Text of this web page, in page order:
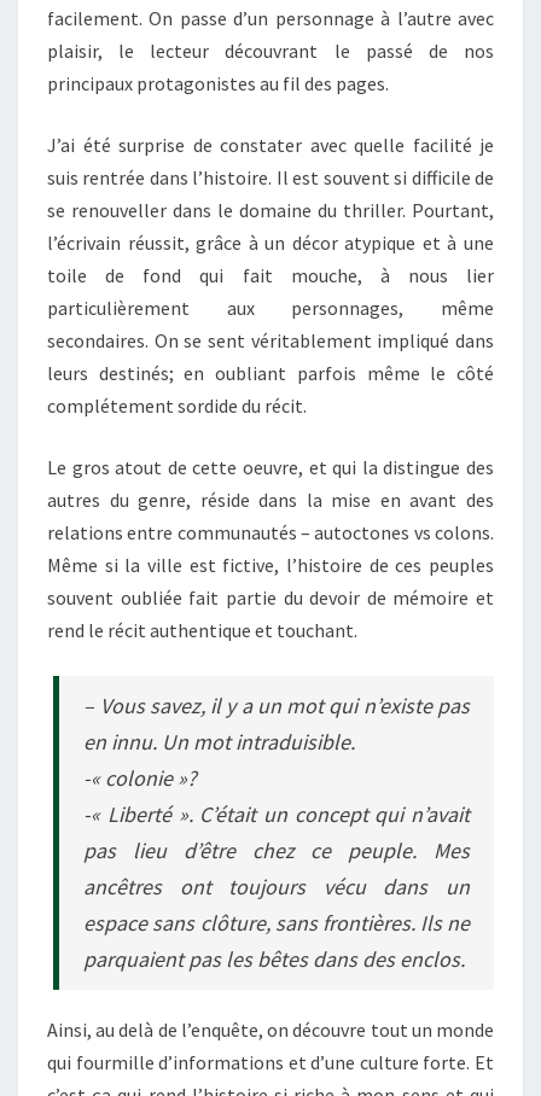
facilement. On passe d’un personnage à l’autre avec
plaisir, le lecteur découvrant le passé de nos
principaux protagonistes au fil des pages.
J’ai été surprise de constater avec quelle facilité je
suis rentrée dans l’histoire. Il est souvent si difficile de
se renouveller dans le domaine du thriller. Pourtant,
l’écrivain réussit, grâce à un décor atypique et à une
toile de fond qui fait mouche, à nous lier
particulièrement aux personnages, même
secondaires. On se sent véritablement impliqué dans
leurs destinés; en oubliant parfois même le côté
complétement sordide du récit.
Le gros atout de cette oeuvre, et qui la distingue des
autres du genre, réside dans la mise en avant des
relations entre communautés – autoctones vs colons.
Même si la ville est fictive, l’histoire de ces peuples
souvent oubliée fait partie du devoir de mémoire et
rend le récit authentique et touchant.
– Vous savez, il y a un mot qui n’existe pas
en innu. Un mot intraduisible.
-« colonie »?
-« Liberté ». C’était un concept qui n’avait
pas lieu d’être chez ce peuple. Mes
ancêtres ont toujours vécu dans un
espace sans clôture, sans frontières. Ils ne
parquaient pas les bêtes dans des enclos.
Ainsi, au delà de l’enquête, on découvre tout un monde
qui fourmille d’informations et d’une culture forte. Et